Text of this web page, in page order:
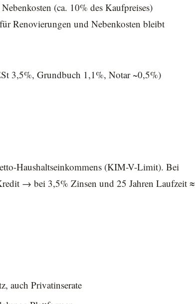
(ca. 10% des Kaufpreises)
Renovierungen und Nebenkosten bleibt
3,5%, Grundbuch 1,1%, Notar ~0,5%)
Haushaltseinkommens (KIM-V-Limit). Bei
→ bei 3,5% Zinsen und 25 Jahren Laufzeit ≈
auch Privatinserate